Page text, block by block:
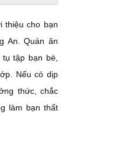
thiệu cho bạn
An. Quán ăn
tập bạn bè,
Nếu có dịp
thức, chắc
làm bạn thất